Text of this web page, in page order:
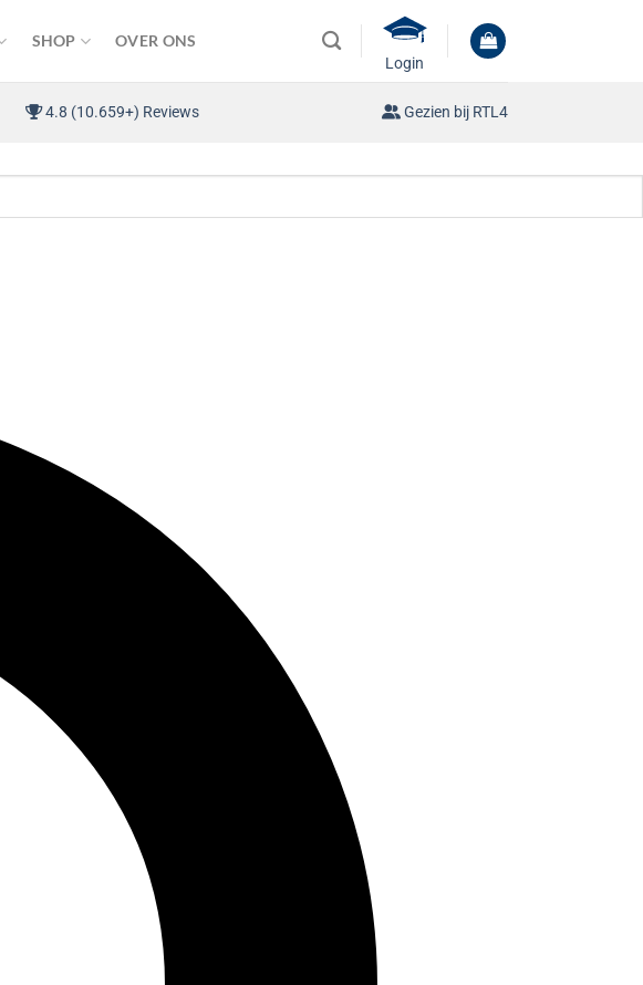
SHOP OVER ONS
Login
4.8 (10.659+) Reviews Gezien bij RTL4